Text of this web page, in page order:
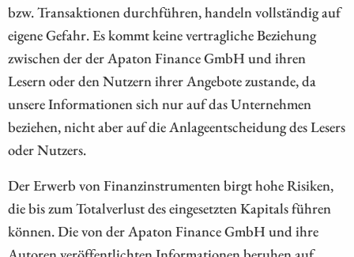
bzw. Transaktionen durchführen, handeln vollständig auf
eigene Gefahr. Es kommt keine vertragliche Beziehung
zwischen der der Apaton Finance GmbH und ihren
Lesern oder den Nutzern ihrer Angebote zustande, da
unsere Informationen sich nur auf das Unternehmen
beziehen, nicht aber auf die Anlageentscheidung des Lesers
oder Nutzers.
Der Erwerb von Finanzinstrumenten birgt hohe Risiken,
die bis zum Totalverlust des eingesetzten Kapitals führen
können. Die von der Apaton Finance GmbH und ihre